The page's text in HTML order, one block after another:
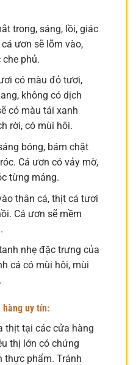
trong, sáng, lồi, giác
ươn sẽ lõm vào,
phủ.
có màu đỏ tươi,
không có dịch
có màu tái xanh
rời, có mùi hôi.
bóng, bám chặt
Cá ươn có vảy mờ,
từng mảng.
thân cá, thịt cá tươi
Cá ươn sẽ mềm
nhẹ đặc trưng của
cá có mùi hôi, mùi
hàng uy tín:
thịt tại các cửa hàng
thị lớn có chứng
thực phẩm. Tránh